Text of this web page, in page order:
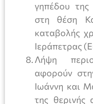
γηπέδου
στη θέση
καταβολής
Ιεράπετρας
Λήψη
αφορούν
Ιωάννη και
της θερινής